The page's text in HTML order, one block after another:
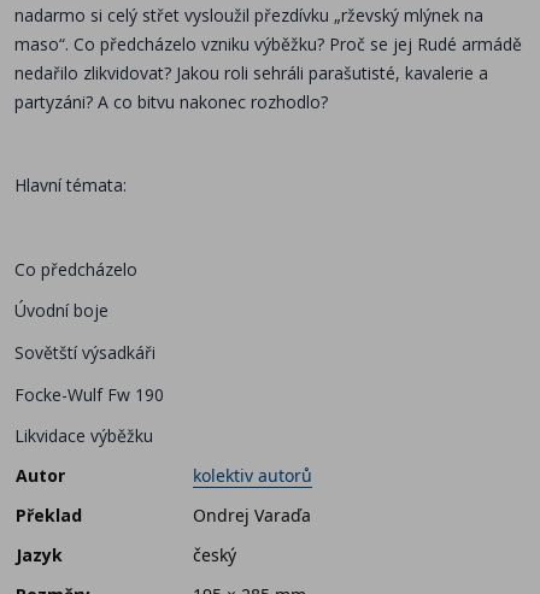
nadarmo si celý střet vysloužil přezdívku „rževský mlýnek na
maso“. Co předcházelo vzniku výběžku? Proč se jej Rudé armádě
nedařilo zlikvidovat? Jakou roli sehráli parašutisté, kavalerie a
partyzáni? A co bitvu nakonec rozhodlo?
Hlavní témata:
Co předcházelo
Úvodní boje
Sovětští výsadkáři
Focke-Wulf Fw 190
Likvidace výběžku
Autor
kolektiv autorů
Překlad
Ondrej Varaďa
Jazyk
český